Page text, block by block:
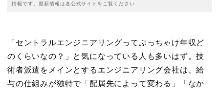
情報です。最新情報は各公式サイトをご覧ください
「セントラルエンジニアリングってぶっちゃけ年収ど
のくらいなの？」と気になっている人も多いはず。技
術者派遣をメインとするエンジニアリング会社は、給
与の仕組みが独特で「配属先によって変わる」「なか